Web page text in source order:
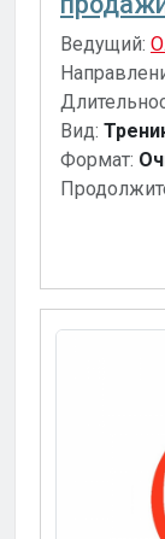
Ведущий:
Вид:
Формат: